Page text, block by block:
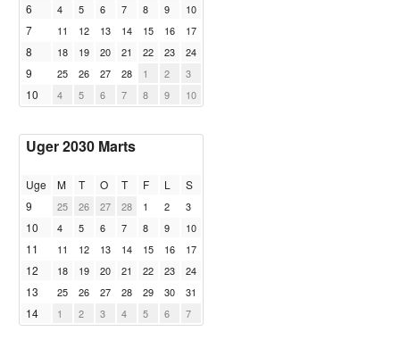
6 4 5 6 7 8 9 10
7 11 12 13 14 15 16 17
8 18 19 20 21 22 23 24
9 25 26 27 28 1 2 3
10 4 5 6 7 8 9 10
Uger 2030 Marts
Uge M T O T F L
S
9
25 26 27 28 1 2 3
10 4 5 6 7 8 9 10
11 11 12 13 14 15 16 17
12 18 19 20 21 22 23 24
13 25 26 27 28 29 30 31
14 1 2 3 4 5 6 7